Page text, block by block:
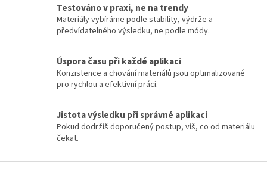
p
r
v
y
v
ý
s
u
Testováno v praxi, ne na trendy
Materiály vybíráme podle stability, výdrže a
předvídatelného výsledku, ne podle módy.
Úspora času při každé aplikaci
Konzistence a chování materiálů jsou optimalizované
pro rychlou a efektivní práci.
Jistota výsledku při správné aplikaci
Pokud dodržíš doporučený postup, víš, co od materiálu
čekat.